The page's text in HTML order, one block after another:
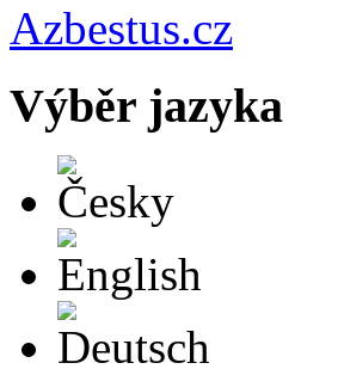
Azbestus.cz
Výběr jazyka